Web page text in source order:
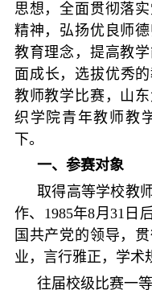
思想，全面贯彻落
精神，弘扬优良师
教育理念，提高教
面成长，选拔优秀
教师教学比赛，山
织学院青年教师教
下。
一、参赛对象
取得高等学校教
作、1985年8月31日
国共产党的领导，
业，言行雅正，学术
往届校级比赛一